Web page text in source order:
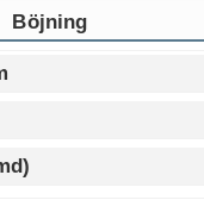
Böjning